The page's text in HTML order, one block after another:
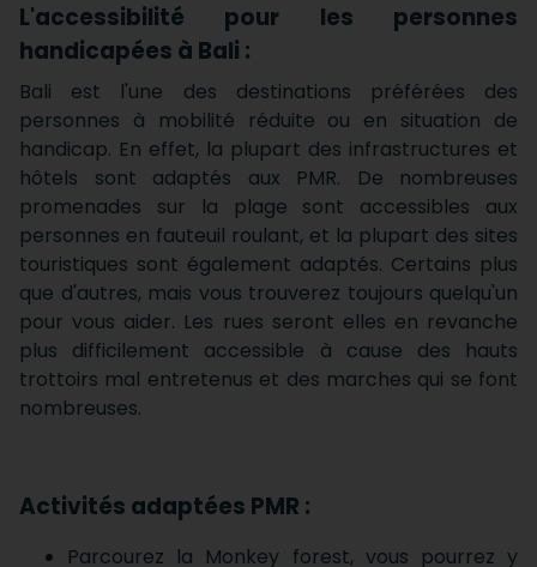
L'accessibilité pour les personnes
handicapées à Bali :
Bali est l'une des destinations préférées des
personnes à mobilité réduite ou en situation de
handicap. En effet, la plupart des infrastructures et
hôtels sont adaptés aux PMR. De nombreuses
promenades sur la plage sont accessibles aux
personnes en fauteuil roulant, et la plupart des sites
touristiques sont également adaptés. Certains plus
que d'autres, mais vous trouverez toujours quelqu'un
pour vous aider. Les rues seront elles en revanche
plus difficilement accessible à cause des hauts
trottoirs mal entretenus et des marches qui se font
nombreuses.
Activités adaptées PMR :
Parcourez la Monkey forest, vous pourrez y